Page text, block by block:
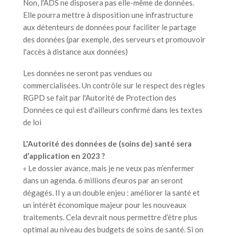
Non, l'ADS ne disposera pas elle-même de données.
Elle pourra mettre à disposition une infrastructure
aux détenteurs de données pour faciliter le partage
des données (par exemple, des serveurs et promouvoir
l'accès à distance aux données)
Les données ne seront pas vendues ou
commercialisées. Un contrôle sur le respect des règles
RGPD se fait par l'Autorité de Protection des
Données ce qui est d'ailleurs confirmé dans les textes
de loi
L'Autorité des données de (soins de) santé sera
d’application en 2023 ?
« Le dossier avance, mais je ne veux pas m’enfermer
dans un agenda. 6 millions d’euros par an seront
dégagés. Il y a un double enjeu : améliorer la santé et
un intérêt économique majeur pour les nouveaux
traitements. Cela devrait nous permettre d’être plus
optimal au niveau des budgets de soins de santé. Si on